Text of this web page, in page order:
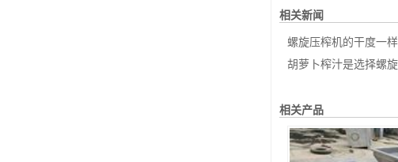
相关新闻
螺旋压榨机的干度一
胡萝卜榨汁是选择螺
相关产品